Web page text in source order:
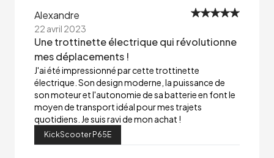
Alexandre
22 avril 2023
Une trottinette électrique qui révolutionne
mes déplacements !
J'ai été impressionné par cette trottinette
électrique. Son design moderne, la puissance de
son moteur et l'autonomie de sa batterie en font le
moyen de transport idéal pour mes trajets
quotidiens. Je suis ravi de mon achat !
KickScooter P65E